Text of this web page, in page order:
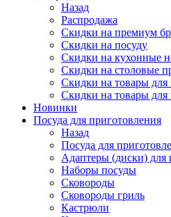
Назад
Распродажа
Скидки на премиум
Скидки на посуду
Скидки на кухонные
Скидки на столовые
Скидки на товары для
Скидки на товары
Новинки
Посуда для приготовления
Назад
Посуда для
Адаптеры (диски)
Наборы посуды
Сковороды
Сковороды гриль
Кастрюли